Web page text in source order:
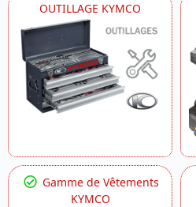
OUTILLAGE KYMCO
Gamme de Vêtements
KYMCO